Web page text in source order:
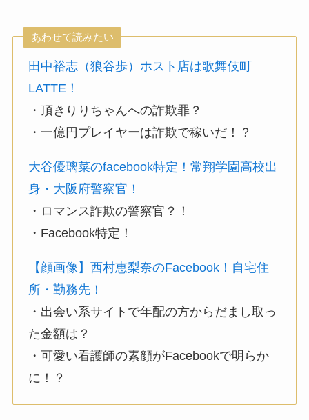
あわせて読みたい
田中裕志（狼谷歩）ホスト店は歌舞伎町
LATTE！
・頂きりりちゃんへの詐欺罪？
・一億円プレイヤーは詐欺で稼いだ！？
大谷優璃菜のfacebook特定！常翔学園高校出
身・大阪府警察官！
・ロマンス詐欺の警察官？！
・Facebook特定！
【顔画像】西村恵梨奈のFacebook！自宅住
所・勤務先！
・出会い系サイトで年配の方からだまし取っ
た金額は？
・可愛い看護師の素顔がFacebookで明らか
に！？